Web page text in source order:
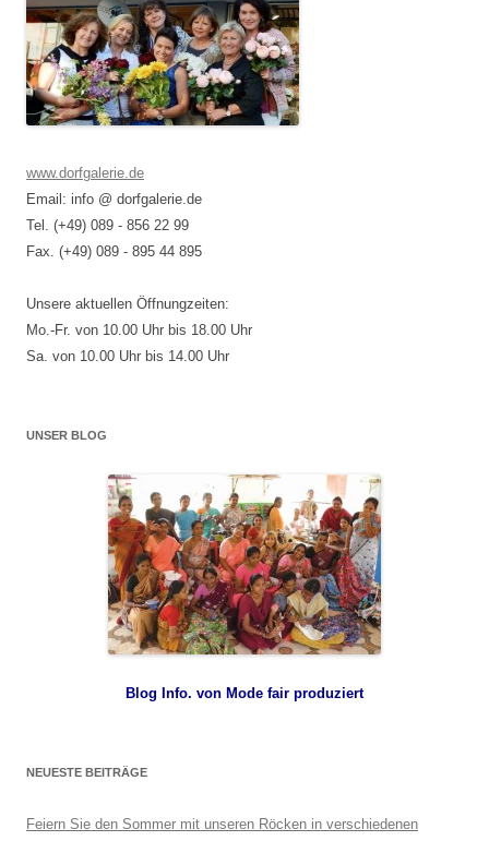
www.dorfgalerie.de
Email: info @ dorfgalerie.de
Tel. (+49) 089 - 856 22 99
Fax. (+49) 089 - 895 44 895
Unsere aktuellen Öffnungzeiten:
Mo.-Fr. von 10.00 Uhr bis 18.00 Uhr
Sa. von 10.00 Uhr bis 14.00 Uhr
UNSER BLOG
Blog Info. von Mode fair produziert
NEUESTE BEITRÄGE
Feiern Sie den Sommer mit unseren Röcken in verschiedenen